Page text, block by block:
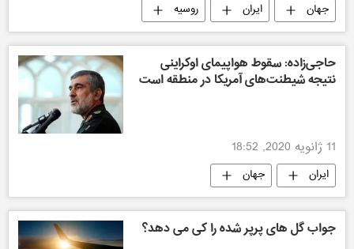
جهان ایران
روسیه
سیاسی
حاجی‌زاده: سقوط هواپیمای اوکراینی
نتیجه شیطنت‌های آمریکا در منطقه است
11 ژانویه 2020, 18:52
ایران جهان
جواب گل های پرپر شده را کی می دهد؟